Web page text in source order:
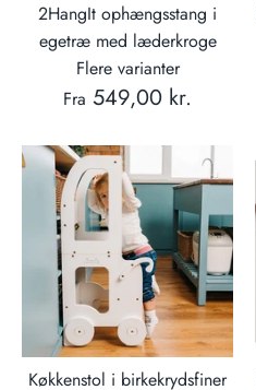
2HangIt ophængsstang i
egetræ med læderkroge
Flere varianter
Fra 549,00 kr.
Køkkenstol i birkekrydsfiner